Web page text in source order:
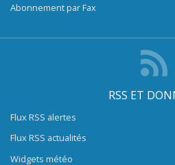
Abonnement par Fax
RSS ET
Flux RSS alertes
Flux RSS actualités
Widgets météo